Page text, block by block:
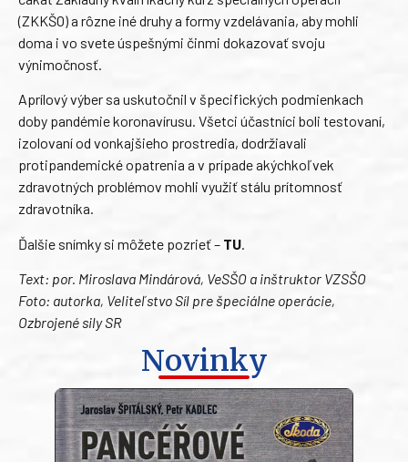
(ZKKŠO) a rôzne iné druhy a formy vzdelávania, aby mohli
doma i vo svete úspešnými činmi dokazovať svoju
výnimočnosť.
Aprílový výber sa uskutočnil v špecifických podmienkach
doby pandémie koronavírusu. Všetci účastníci boli testovaní,
izolovaní od vonkajšieho prostredia, dodržiavali
protipandemické opatrenia a v prípade akýchkoľvek
zdravotných problémov mohli využiť stálu prítomnosť
zdravotníka.
Ďalšie snímky si môžete pozrieť – TU
Text: por. Miroslava Mindárová, VeSŠO a inštruktor VZSŠO
Foto: autorka, Veliteľstvo Síl pre špeciálne operácie,
Ozbrojené sily SR
Novinky